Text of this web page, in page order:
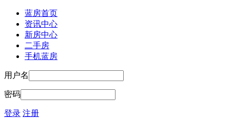
蓝房首页
资讯中心
新房中心
二手房
手机蓝房
用户名
密码
登录 注册